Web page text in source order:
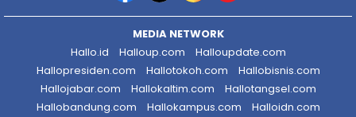
MEDIA NETWORK
Hallo.id
Halloup.com
Halloupdate.com
Hallopresiden.com
Hallotokoh.com
Hallobisnis.com
Hallojabar.com
Hallokaltim.com
Hallotangsel.com
Hallobandung.com
Hallokampus.com
Halloidn.com